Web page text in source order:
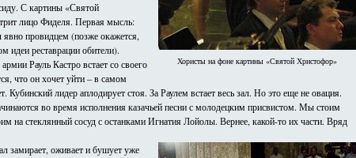
Хористы на фоне картины «Святой Христофор»
С картины «Святой
лицо Фиделя. Первая мысль:
провидцем (позже окажется,
идеи реставрации обители).
Рауль Кастро встает со своего
что он хочет уйти – в самом
Кубинский лидер аплодирует стоя. За Раулем встает весь зал. Но это еще не овация.
во время исполнения казачьей песни с молодецким присвистом. Мы стоим
на стеклянный сосуд с останками Игнатия Лойолы. Вернее, какой-то их части. Вряд
замирает, оживает и бушует уже